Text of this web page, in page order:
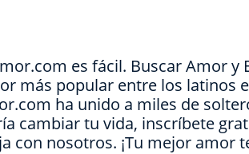
es fácil. Buscar Amor
más popular entre los latinos
ha unido a miles de
cambiar tu vida, inscríbete
con nosotros. ¡Tu mejor amor